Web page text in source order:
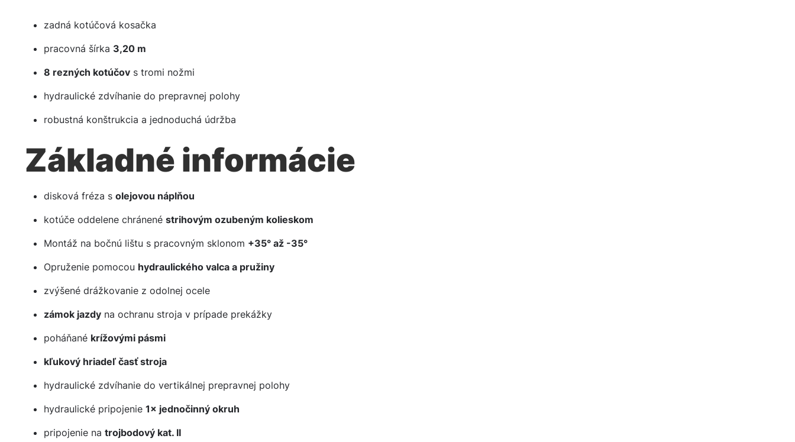
zadná kotúčová kosačka
pracovná šírka 3,20 m
8 rezných kotúčov s tromi nožmi
hydraulické zdvíhanie do prepravnej polohy
robustná konštrukcia a jednoduchá údržba
Základné informácie
disková fréza s olejovou náplňou
kotúče oddelene chránené strihovým ozubeným kolieskom
Montáž na bočnú lištu s pracovným sklonom +35° až -35°
Opruženie pomocou hydraulického valca a pružiny
zvýšené drážkovanie z odolnej ocele
zámok jazdy na ochranu stroja v prípade prekážky
poháňané krížovými pásmi
kľukový hriadeľ časť stroja
hydraulické zdvíhanie do vertikálnej prepravnej polohy
hydraulické pripojenie 1× jednočinný okruh
pripojenie na trojbodový kat. II